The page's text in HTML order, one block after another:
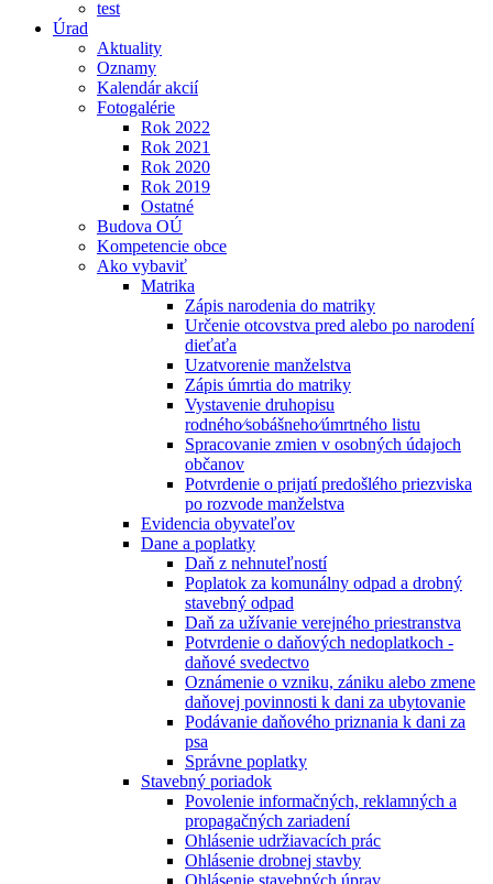
test
Úrad
Aktuality
Oznamy
Kalendár akcií
Fotogalérie
Rok 2022
Rok 2021
Rok 2020
Rok 2019
Ostatné
Budova OÚ
Kompetencie obce
Ako vybaviť
Matrika
Zápis narodenia do matriky
Určenie otcovstva pred alebo po narodení
dieťaťa
Uzatvorenie manželstva
Zápis úmrtia do matriky
Vystavenie druhopisu
rodného⁄sobášneho⁄úmrtného listu
Spracovanie zmien v osobných údajoch
občanov
Potvrdenie o prijatí predošlého priezviska
po rozvode manželstva
Evidencia obyvateľov
Dane a poplatky
Daň z nehnuteľností
Poplatok za komunálny odpad a drobný
stavebný odpad
Daň za užívanie verejného priestranstva
Potvrdenie o daňových nedoplatkoch -
daňové svedectvo
Oznámenie o vzniku, zániku alebo zmene
daňovej povinnosti k dani za ubytovanie
Podávanie daňového priznania k dani za
psa
Správne poplatky
Stavebný poriadok
Povolenie informačných, reklamných a
propagačných zariadení
Ohlásenie udržiavacích prác
Ohlásenie drobnej stavby
Ohlásenie stavebných úprav